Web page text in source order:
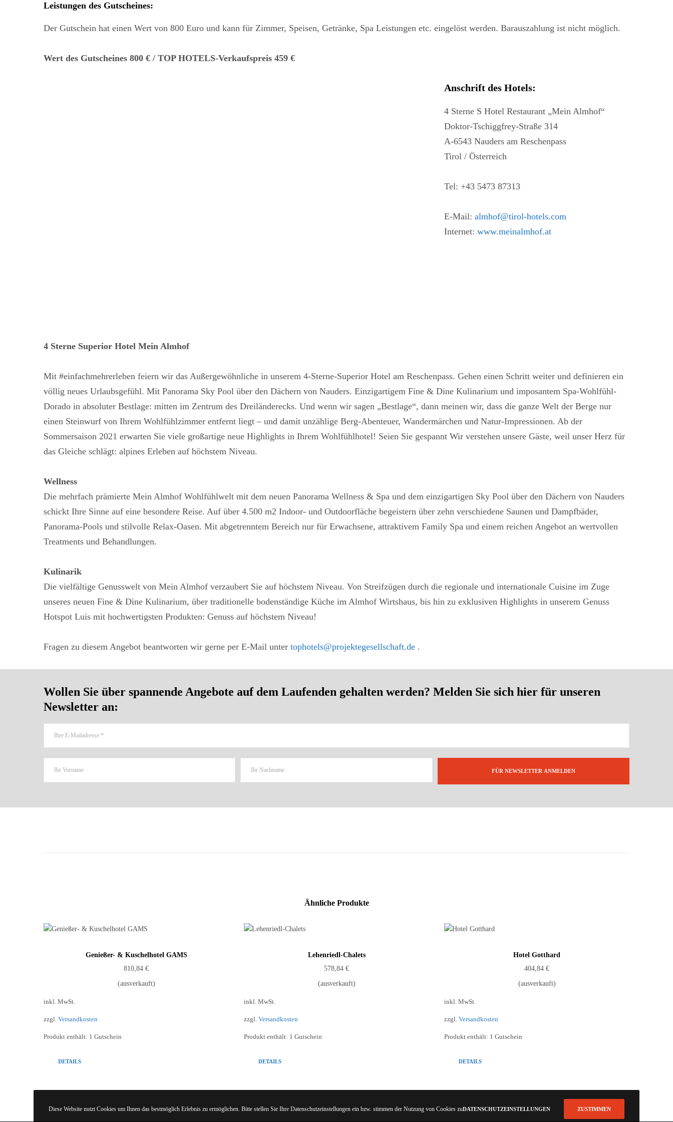
Leistungen des Gutscheines:
Der Gutschein hat einen Wert von 800 Euro und kann für Zimmer, Speisen, Getränke, Spa Leistungen etc. eingelöst werden. Barauszahlung ist nicht möglich.
Wert des Gutscheines 800 € / TOP HOTELS-Verkaufspreis 459 €
Anschrift des Hotels:
4 Sterne S Hotel Restaurant „Mein Almhof“
Doktor-Tschiggfrey-Straße 314
A-6543 Nauders am Reschenpass
Tirol / Österreich
Tel: +43 5473 87313
E-Mail: almhof@tirol-hotels.com
Internet: www.meinalmhof.at
4 Sterne Superior Hotel Mein Almhof
Mit #einfachmehrerleben feiern wir das Außergewöhnliche in unserem 4-Sterne-Superior Hotel am Reschenpass. Gehen einen Schritt weiter und definieren ein
völlig neues Urlaubsgefühl. Mit Panorama Sky Pool über den Dächern von Nauders. Einzigartigem Fine & Dine Kulinarium und imposantem Spa-Wohlfühl-
Dorado in absoluter Bestlage: mitten im Zentrum des Dreiländerecks. Und wenn wir sagen „Bestlage“, dann meinen wir, dass die ganze Welt der Berge nur
einen Steinwurf von Ihrem Wohlfühlzimmer entfernt liegt – und damit unzählige Berg-Abenteuer, Wandermärchen und Natur-Impressionen. Ab der
Sommersaison 2021 erwarten Sie viele großartige neue Highlights in Ihrem Wohlfühlhotel! Seien Sie gespannt Wir verstehen unsere Gäste, weil unser Herz für
das Gleiche schlägt: alpines Erleben auf höchstem Niveau.
Wellness
Die mehrfach prämierte Mein Almhof Wohlfühlwelt mit dem neuen Panorama Wellness & Spa und dem einzigartigen Sky Pool über den Dächern von Nauders
schickt Ihre Sinne auf eine besondere Reise. Auf über 4.500 m2 Indoor- und Outdoorfläche begeistern über zehn verschiedene Saunen und Dampfbäder,
Panorama-Pools und stilvolle Relax-Oasen. Mit abgetrenntem Bereich nur für Erwachsene, attraktivem Family Spa und einem reichen Angebot an wertvollen
Treatments und Behandlungen.
Kulinarik
Die vielfältige Genusswelt von Mein Almhof verzaubert Sie auf höchstem Niveau. Von Streifzügen durch die regionale und internationale Cuisine im Zuge
unseres neuen Fine & Dine Kulinarium, über traditionelle bodenständige Küche im Almhof Wirtshaus, bis hin zu exklusiven Highlights in unserem Genuss
Hotspot Luis mit hochwertigsten Produkten: Genuss auf höchstem Niveau!
Fragen zu diesem Angebot beantworten wir gerne per E-Mail unter tophotels@projektegesellschaft.de .
Wollen Sie über spannende Angebote auf dem Laufenden gehalten werden? Melden Sie sich hier für unseren
Newsletter an:
Ähnliche Produkte
Genießer- & Kuschelhotel GAMS
810,84 €
(ausverkauft)
inkl. MwSt.
zzgl. Versandkosten
Produkt enthält: 1 Gutschein
DETAILS
Lehenriedl-Chalets
578,84 €
(ausverkauft)
inkl. MwSt.
zzgl. Versandkosten
Produkt enthält: 1 Gutschein
DETAILS
Hotel Gotthard
404,84 €
(ausverkauft)
inkl. MwSt.
zzgl. Versandkosten
Produkt enthält: 1 Gutschein
DETAILS
Diese Website nutzt Cookies um Ihnen das bestmöglich Erlebnis zu ermöglichen. Bitte stellen Sie Ihre Datenschutzeinstellungen ein bzw. stimmen der Nutzung von Cookies zu.DATENSCHUTZEINSTELLUNGEN ZUSTIMMEN